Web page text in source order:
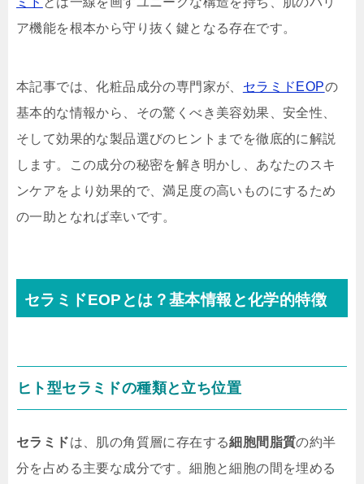
ア機能を根本から守り抜く鍵となる存在です。
本記事では、化粧品成分の専門家が、 セラミドEOPの
基本的な情報から、その驚くべき美容効果、安全性、
そして効果的な製品選びのヒントまでを徹底的に解説
します。この成分の秘密を解き明かし、あなたのスキ
ンケアをより効果的で、満足度の高いものにするため
の一助となれば幸いです。
セラミドEOPとは？基本情報と化学的特徴
ヒト型セラミドの種類と立ち位置
セラミドは、肌の角質層に存在する細胞間脂質の約半
分を占める主要な成分です。細胞と細胞の間を埋める